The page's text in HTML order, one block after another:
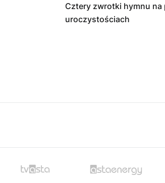
Cztery zwrotki hymnu
uroczystościach